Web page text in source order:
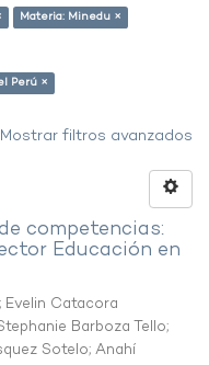
Materia: Minedu ×
Perú ×
Mostrar filtros avanzados
competencias:
Educación en
; Evelin Catacora
Barboza Tello;
Sotelo; Anahí